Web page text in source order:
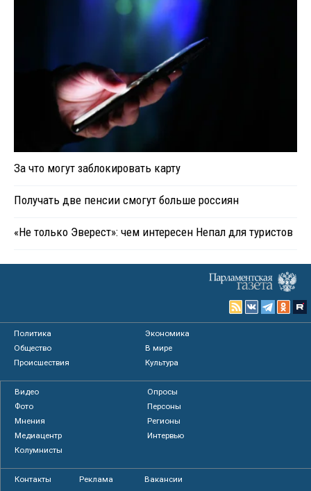
За что могут заблокировать карту
Получать две пенсии смогут больше россиян
«Не только Эверест»: чем интересен Непал для туристов
Политика
Экономика
Общество
В мире
Происшествия
Культура
Видео
Опросы
Фото
Персоны
Мнения
Регионы
Медиацентр
Интервью
Колумнисты
Контакты Реклама Вакансии